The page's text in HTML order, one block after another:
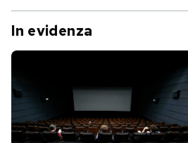
In evidenza